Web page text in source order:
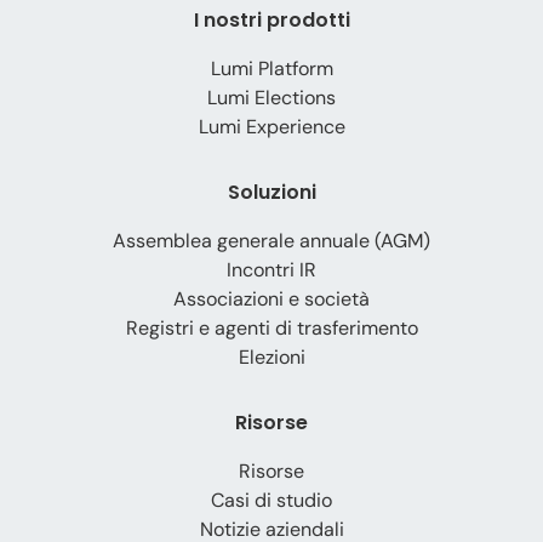
I nostri prodotti
Lumi Platform
Lumi Elections
Lumi Experience
Soluzioni
Assemblea generale annuale (AGM)
Incontri IR
Associazioni e società
Registri e agenti di trasferimento
Elezioni
Risorse
Risorse
Casi di studio
Notizie aziendali